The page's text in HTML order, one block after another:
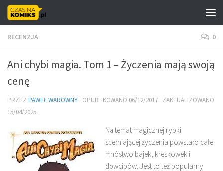
Skip to content
RECENZJA 0
Ani chybi magia. Tom 1 – Życzenia mają swoją
cenę
PRZEZ PAWEŁ WAROWNY · OPUBLIKOWANO 06/12/2017 · ZAKTUALIZOWANO
15/04/2025
Na temat magicznej rybki
spełniającej życzenia powstało całe
mnóstwo bajek, kreskówek i
dowcipów. Jest to też popularny